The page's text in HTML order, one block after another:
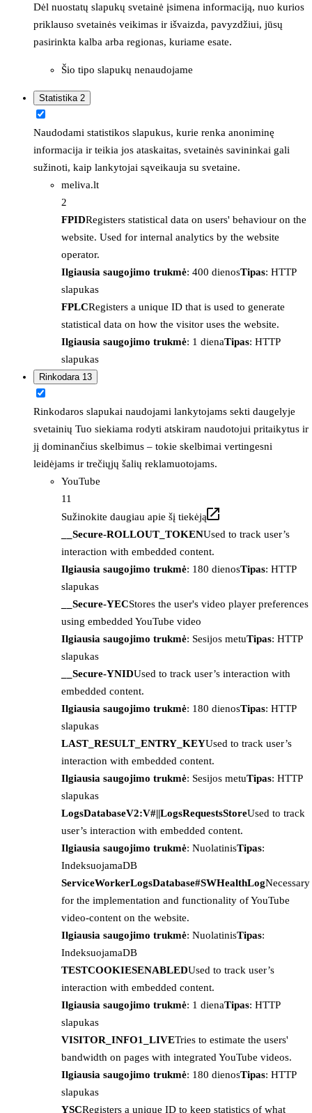
Dėl nuostatų slapukų svetainė įsimena informaciją, nuo kurios
priklauso svetainės veikimas ir išvaizda, pavyzdžiui, jūsų
pasirinkta kalba arba regionas, kuriame esate.
Šio tipo slapukų nenaudojame
Statistika 2
Naudodami statistikos slapukus, kurie renka anoniminę
informacija ir teikia jos ataskaitas, svetainės savininkai gali
sužinoti, kaip lankytojai sąveikauja su svetaine.
meliva.lt
2
FPIDRegisters statistical data on users' behaviour on the
website. Used for internal analytics by the website
operator.
Ilgiausia saugojimo trukmė: 400 dienosTipas: HTTP
slapukas
FPLCRegisters a unique ID that is used to generate
statistical data on how the visitor uses the website.
Ilgiausia saugojimo trukmė: 1 dienaTipas: HTTP
slapukas
Rinkodara 13
Rinkodaros slapukai naudojami lankytojams sekti daugelyje
svetainių Tuo siekiama rodyti atskiram naudotojui pritaikytus ir
jį dominančius skelbimus – tokie skelbimai vertingesni
leidėjams ir trečiųjų šalių reklamuotojams.
YouTube
11
Sužinokite daugiau apie šį tiekėją
__Secure-ROLLOUT_TOKENUsed to track user’s
interaction with embedded content.
Ilgiausia saugojimo trukmė: 180 dienosTipas: HTTP
slapukas
__Secure-YECStores the user's video player preferences
using embedded YouTube video
Ilgiausia saugojimo trukmė: Sesijos metuTipas: HTTP
slapukas
__Secure-YNIDUsed to track user’s interaction with
embedded content.
Ilgiausia saugojimo trukmė: 180 dienosTipas: HTTP
slapukas
LAST_RESULT_ENTRY_KEYUsed to track user’s
interaction with embedded content.
Ilgiausia saugojimo trukmė: Sesijos metuTipas: HTTP
slapukas
LogsDatabaseV2:V#||LogsRequestsStoreUsed to track
user’s interaction with embedded content.
Ilgiausia saugojimo trukmė: NuolatinisTipas:
IndeksuojamaDB
ServiceWorkerLogsDatabase#SWHealthLogNecessary
for the implementation and functionality of YouTube
video-content on the website.
Ilgiausia saugojimo trukmė: NuolatinisTipas:
IndeksuojamaDB
TESTCOOKIESENABLEDUsed to track user’s
interaction with embedded content.
Ilgiausia saugojimo trukmė: 1 dienaTipas: HTTP
slapukas
VISITOR_INFO1_LIVETries to estimate the users'
bandwidth on pages with integrated YouTube videos.
Ilgiausia saugojimo trukmė: 180 dienosTipas: HTTP
slapukas
YSCRegisters a unique ID to keep statistics of what